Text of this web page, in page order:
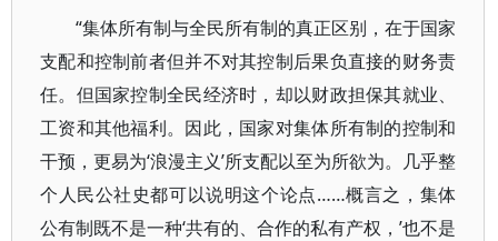
“集体所有制与全民所有制的真正区别，在于国家
支配和控制前者但并不对其控制后果负直接的财务责
任。但国家控制全民经济时，却以财政担保其就业、
工资和其他福利。因此，国家对集体所有制的控制和
干预，更易为‘浪漫主义’所支配以至为所欲为。几乎整
个人民公社史都可以说明这个论点……概言之，集体
公有制既不是一种‘共有的、合作的私有产权，’也不是